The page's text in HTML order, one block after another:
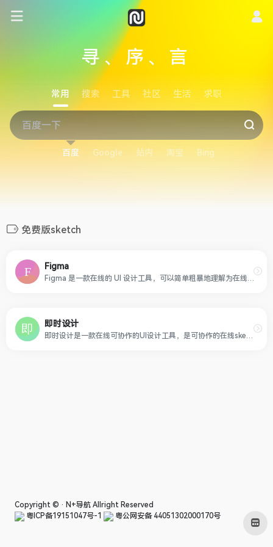
寻、序、言
常用 搜索 工具 社区 生活 求职
百度 Google 站内 淘宝 Bing
免费版sketch
Figma
即时设计
Copyright © · N+导航 Allright Reserved
粤ICP备19151047号-1
粤公网安备 44051302000170号